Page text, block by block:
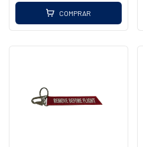
COMPRAR